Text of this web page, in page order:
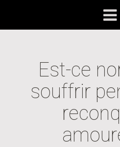
Est-ce
souffrir